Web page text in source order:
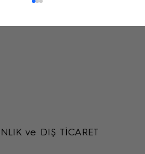
Desteği: Online
ve DIŞ TİCARET